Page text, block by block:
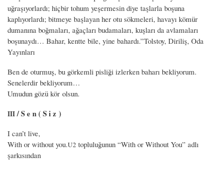
uğraşıyorlardı; hiçbir tohum yeşermesin diye taşlarla boşuna
kaplıyorlardı; bitmeye başlayan her otu sökmeleri, havayı kömür
dumanına boğmaları, ağaçları budamaları, kuşları da avlamaları
boşunaydı… Bahar, kentte bile, yine bahardı.”Tolstoy, Diriliş, Oda
Yayınları
Ben de oturmuş, bu görkemli pisliği izlerken baharı bekliyorum.
Senelerdir bekliyorum…
Umudun gözü kör olsun.
III/ S e n ( S i z )
I can’t live,
With or without you.U2 topluluğunun “With or Without You” adlı
şarkısından